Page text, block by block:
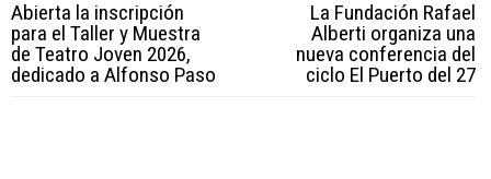
Abierta la inscripción
para el Taller y Muestra
de Teatro Joven 2026,
dedicado a Alfonso Paso
La Fundación Rafael
Alberti organiza una
nueva conferencia del
ciclo El Puerto del 27